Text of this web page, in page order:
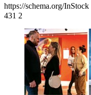
https://schema.org/InStock
431 2